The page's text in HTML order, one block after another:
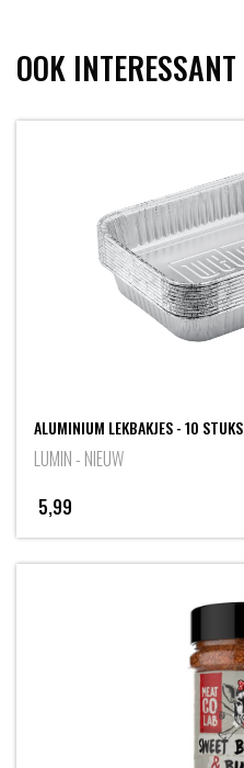
OOK INTERESSANT
ALUMINIUM LEKBAKJES - 10 STUKS
LUMIN - NIEUW
5,99